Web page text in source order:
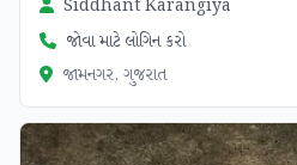
Siddhant Karangiya
જોવા માટે લોગિન કરો
જામનગર, ગુજરાત